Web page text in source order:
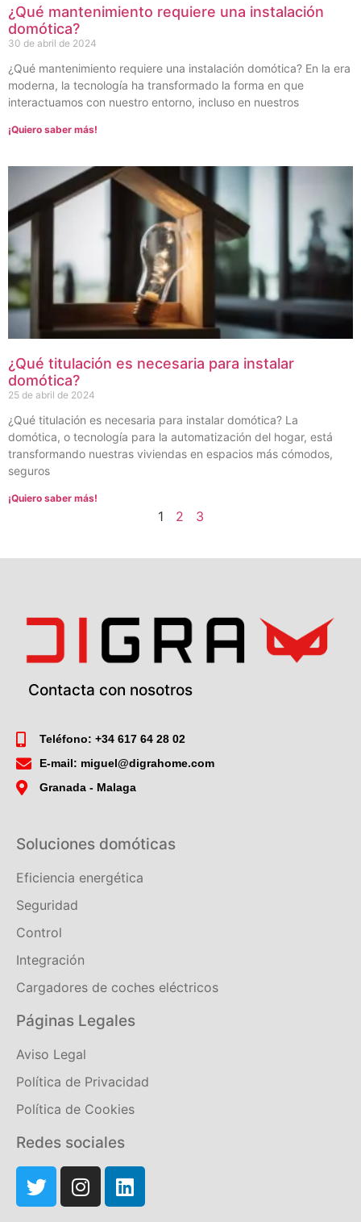
¿Qué mantenimiento requiere una instalación
domótica?
30 de abril de 2024
¿Qué mantenimiento requiere una instalación domótica? En la era
moderna, la tecnología ha transformado la forma en que
interactuamos con nuestro entorno, incluso en nuestros
¡Quiero saber más!
¿Qué titulación es necesaria para instalar
domótica?
25 de abril de 2024
¿Qué titulación es necesaria para instalar domótica? La
domótica, o tecnología para la automatización del hogar, está
transformando nuestras viviendas en espacios más cómodos,
seguros
¡Quiero saber más!
1 2 3
Contacta con nosotros
Teléfono: +34 617 64 28 02
E-mail: miguel@digrahome.com
Granada - Malaga
Soluciones domóticas
Eficiencia energética
Seguridad
Control
Integración
Cargadores de coches eléctricos
Páginas Legales
Aviso Legal
Política de Privacidad
Política de Cookies
Redes sociales